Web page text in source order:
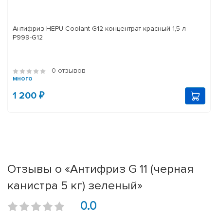
Антифриз HEPU Coolant G12 концентрат красный 1,5 л
P999-G12
0 отзывов
много
1 200 ₽
Отзывы о «Антифриз G 11 (черная
канистра 5 кг) зеленый»
0.0